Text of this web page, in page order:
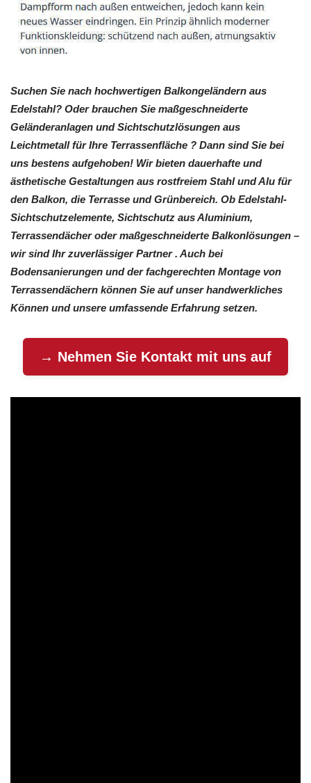
Suchen Sie nach hochwertigen Balkongeländern aus
Edelstahl? Oder brauchen Sie maßgeschneiderte
Geländeranlagen und Sichtschutzlösungen aus
Leichtmetall für Ihre Terrassenfläche ? Dann sind Sie bei
uns bestens aufgehoben! Wir bieten dauerhafte und
ästhetische Gestaltungen aus rostfreiem Stahl und Alu für
den Balkon, die Terrasse und Grünbereich. Ob Edelstahl-
Sichtschutzelemente, Sichtschutz aus Aluminium,
Terrassendächer oder maßgeschneiderte Balkonlösungen –
wir sind Ihr zuverlässiger Partner . Auch bei
Bodensanierungen und der fachgerechten Montage von
Terrassendächern können Sie auf unser handwerkliches
Können und unsere umfassende Erfahrung setzen.
→ Nehmen Sie Kontakt mit uns auf